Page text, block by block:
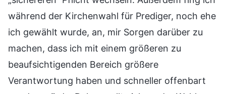
während der Kirchenwahl für Prediger, noch ehe
ich gewählt wurde, an, mir Sorgen darüber zu
machen, dass ich mit einem größeren zu
beaufsichtigenden Bereich größere
Verantwortung haben und schneller offenbart